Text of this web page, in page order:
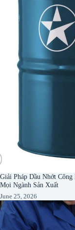
Giải Pháp Dầu Nhớt
Mọi Ngành Sản Xuất
June 25, 2026